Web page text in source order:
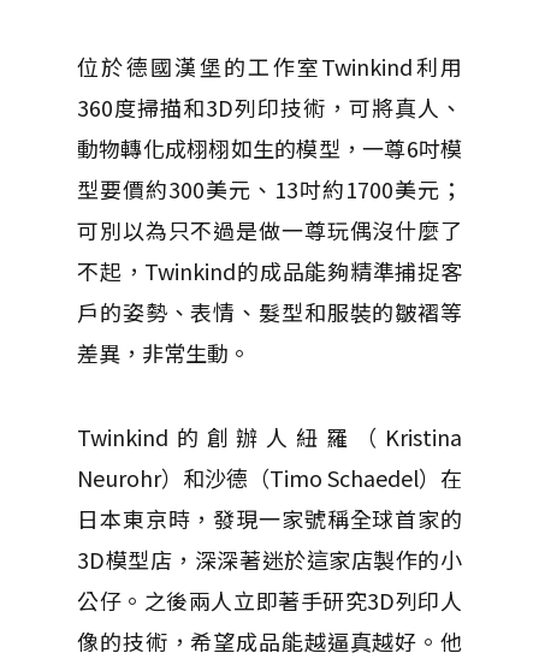
位於德國漢堡的工作室Twinkind利用
360度掃描和3D列印技術，可將真人、
動物轉化成栩栩如生的模型，一尊6吋模
型要價約300美元、13吋約1700美元；
可別以為只不過是做一尊玩偶沒什麼了
不起，Twinkind的成品能夠精準捕捉客
戶的姿勢、表情、髮型和服裝的皺褶等
差異，非常生動。
Twinkind的創辦人紐羅（Kristina
Neurohr）和沙德（Timo Schaedel）在
日本東京時，發現一家號稱全球首家的
3D模型店，深深著迷於這家店製作的小
公仔。之後兩人立即著手研究3D列印人
像的技術，希望成品能越逼真越好。他